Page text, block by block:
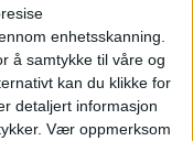
enhetsskanning.
å samtykke til våre og
kan du klikke for
detaljert informasjon
Vær oppmerksom